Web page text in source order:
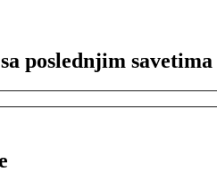
poslednjim